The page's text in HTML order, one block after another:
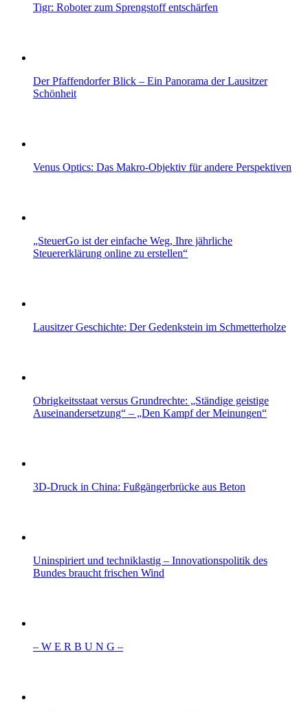
Tigr: Roboter zum Sprengstoff entschärfen
Der Pfaffendorfer Blick – Ein Panorama der Lausitzer
Schönheit
Venus Optics: Das Makro-Objektiv für andere Perspektiven
„SteuerGo ist der einfache Weg, Ihre jährliche
Steuererklärung online zu erstellen“
Lausitzer Geschichte: Der Gedenkstein im Schmetterholze
Obrigkeitsstaat versus Grundrechte: „Ständige geistige
Auseinandersetzung“ – „Den Kampf der Meinungen“
3D-Druck in China: Fußgängerbrücke aus Beton
Uninspiriert und techniklastig – Innovationspolitik des
Bundes braucht frischen Wind
– W Ε R Β U Ν G –